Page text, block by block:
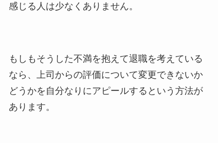
感じる人は少なくありません。
もしもそうした不満を抱えて退職を考えている
なら、上司からの評価について変更できないか
どうかを自分なりにアピールするという方法が
あります。